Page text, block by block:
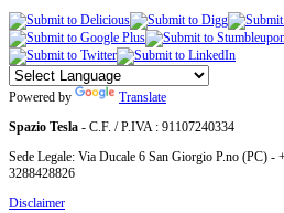
Powered by
Translate
Spazio Tesla - C.F. / P.IVA : 91107240334
Sede Legale: Via Ducale 6 San Giorgio P.no (PC) -
3288428826
Disclaimer